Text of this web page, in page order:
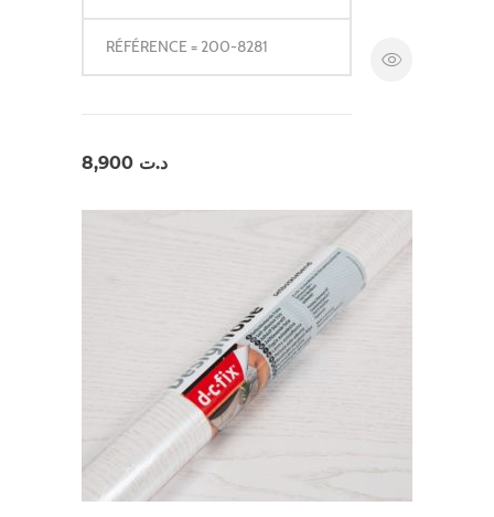
RÉFÉRENCE = 200-8281
د.ت